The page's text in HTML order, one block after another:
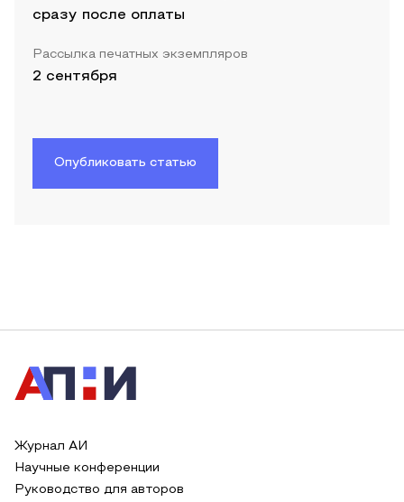
сразу после оплаты
Рассылка печатных экземпляров
2 сентября
Опубликовать статью
Журнал АИ
Научные конференции
Руководство для авторов